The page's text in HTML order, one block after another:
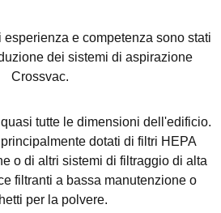
e competenza sono stati
dei sistemi di aspirazione
Crossvac.
tutte le dimensioni dell'edificio.
dotati di filtri HEPA
o di altri sistemi di filtraggio di alta
filtranti a bassa manutenzione o
per la polvere.